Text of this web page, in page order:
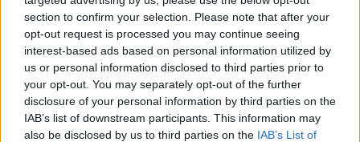
section to confirm your selection. Please note that after your
opt-out request is processed you may continue seeing
interest-based ads based on personal information utilized by
us or personal information disclosed to third parties prior to
your opt-out. You may separately opt-out of the further
disclosure of your personal information by third parties on the
IAB’s list of downstream participants. This information may
also be disclosed by us to third parties on the IAB’s List of
Mai 2026
AD
WERBE BEI UNS!